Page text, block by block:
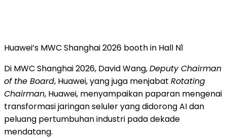
Huawei’s MWC Shanghai 2026 booth in Hall N1
Di MWC Shanghai 2026, David Wang,Deputy Chairman
of the Board, Huawei, yang juga menjabat Rotating
Chairman, Huawei, menyampaikan paparan mengenai
transformasi jaringan seluler yang didorong AI dan
peluang pertumbuhan industri pada dekade
mendatang.